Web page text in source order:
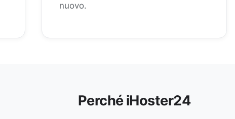
nuovo.
Perché iHoster24